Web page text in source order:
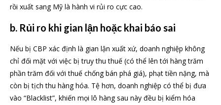
rồi xuất sang Mỹ là hành vi rủi ro cực cao.
b. Rủi ro khi gian lận hoặc khai báo sai
Nếu bị CBP xác định là gian lận xuất xứ, doanh nghiệp không
chỉ đối mặt với việc bị truy thu thuế (có thể lên tới hàng trăm
phần trăm đối với thuế chống bán phá giá), phạt tiền nặng, mà
còn bị tịch thu hàng hóa. Tệ hơn, doanh nghiệp có thể bị đưa
vào “Blacklist”, khiến mọi lô hàng sau này đều bị kiểm hóa